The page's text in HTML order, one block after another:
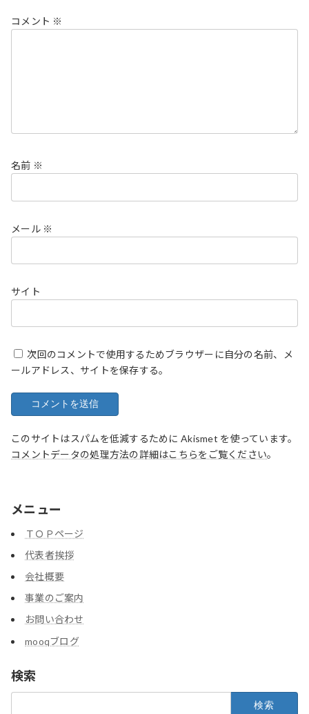
コメント ※
名前 ※
メール ※
サイト
次回のコメントで使用するためブラウザーに自分の名前、メ
ールアドレス、サイトを保存する。
このサイトはスパムを低減するために Akismet を使っています。
コメントデータの処理方法の詳細はこちらをご覧ください。
メニュー
ＴＯＰページ
代表者挨拶
会社概要
事業のご案内
お問い合わせ
mooqブログ
検索